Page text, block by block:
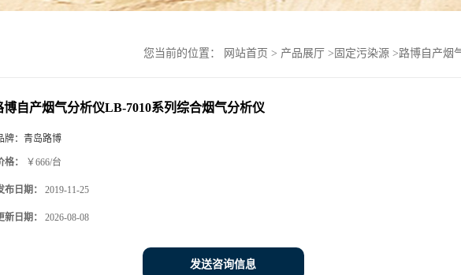
您当前的位置： 网站首页 > 产品展厅 > 固定污染源 >路博自产烟
博自产烟气分析仪LB-7010系列综合烟气分析仪
牌： 青岛路博
格： ￥666/台
布日期： 2019-11-25
新日期： 2026-08-08
发送咨询信息